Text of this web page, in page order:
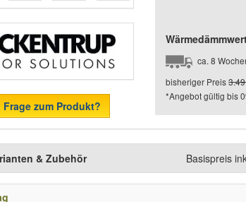
Frage zum Produkt?
ca. 8
bisheriger Preis
*Angebot gültig bis
& Zubehör Basispreis